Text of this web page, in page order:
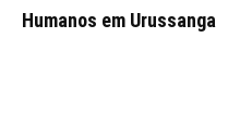
Humanos em Urussanga